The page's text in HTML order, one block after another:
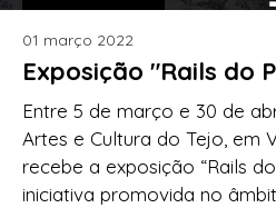
01 março 2022
Exposição "Rails do
Entre 5 de março e 30 de
Artes e Cultura do Tejo, em
recebe a exposição “Rails
iniciativa promovida no